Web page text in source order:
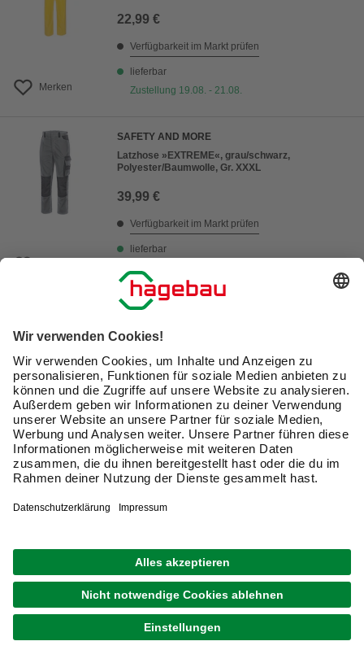
Merken
22,99 €
Verfügbarkeit im Markt prüfen
lieferbar
Zustellung 19.08. - 21.08.
SAFETY AND MORE
Latzhose »EXTREME«, grau/schwarz,
Polyester/Baumwolle, Gr. XXXL
39,99 €
Verfügbarkeit im Markt prüfen
lieferbar
Verwandte Suchbegriffe
Schnittschutzhose
Arbeitshosen online kaufen – für berufliche
winterfest machen? Oder stehen noch
Renovierungsarbeiten am Haus an? Ganz gleich, ob
täglicher Einsatz im Berufsleben oder sporadische
Wochenendarbeiten in der Hobbywerkstatt – gute
Arbeitskleidung ist das A und O bei handwerklichen